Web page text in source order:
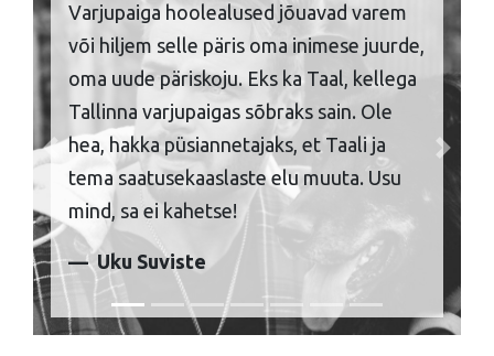
Varjupaiga hoolealused jõuavad varem
või hiljem selle päris oma inimese juurde,
oma uude päriskoju. Eks ka Taal, kellega
Tallinna varjupaigas sõbraks sain. Ole
hea, hakka püsiannetajaks, et Taali ja
tema saatusekaaslaste elu muuta. Usu
mind, sa ei kahetse!
Uku Suviste
Previous Next